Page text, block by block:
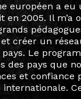
voulu que ma
étroitement
j’ai intégré
s’est étendu
j’invitais
City à
et
à connecter des